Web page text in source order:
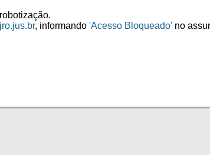
, informando 'Acesso Bloqueado' no